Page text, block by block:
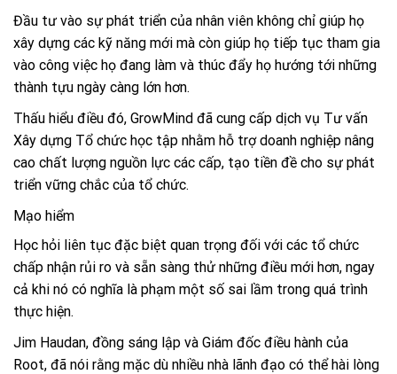
Đầu tư vào sự phát triển của nhân viên không chỉ giúp họ
xây dựng các kỹ năng mới mà còn giúp họ tiếp tục tham gia
vào công việc họ đang làm và thúc đẩy họ hướng tới những
thành tựu ngày càng lớn hơn.
Thấu hiểu điều đó, GrowMind đã cung cấp dịch vụ Tư vấn
Xây dựng Tổ chức học tập nhằm hỗ trợ doanh nghiệp nâng
cao chất lượng nguồn lực các cấp, tạo tiền đề cho sự phát
triển vững chắc của tổ chức.
Mạo hiểm
Học hỏi liên tục đặc biệt quan trọng đối với các tổ chức
chấp nhận rủi ro và sẵn sàng thử những điều mới hơn, ngay
cả khi nó có nghĩa là phạm một số sai lầm trong quá trình
thực hiện.
Jim Haudan, đồng sáng lập và Giám đốc điều hành của
Root, đã nói rằng mặc dù nhiều nhà lãnh đạo có thể hài lòng